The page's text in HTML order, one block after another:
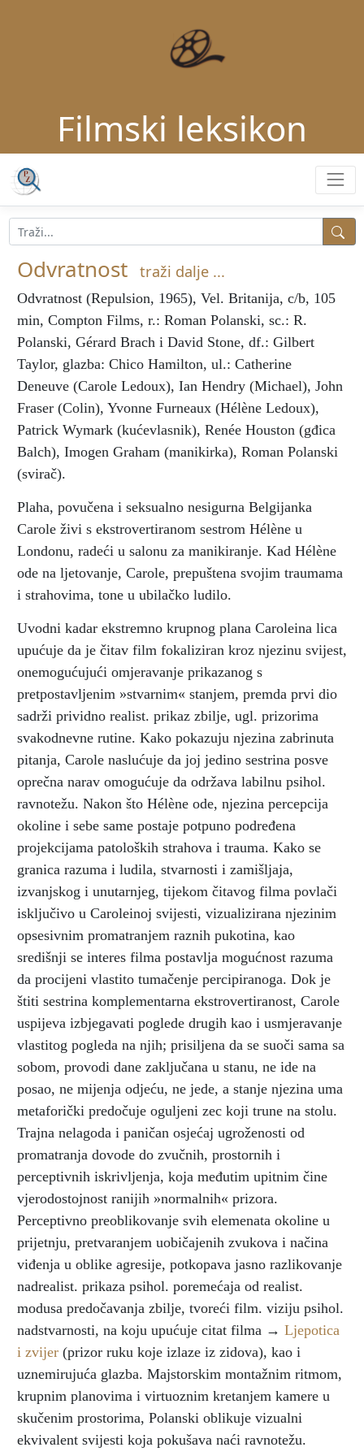
Filmski leksikon
Odvratnost traži dalje ...
Odvratnost (Repulsion, 1965), Vel. Britanija, c/b, 105
min, Compton Films, r.: Roman Polanski, sc.: R.
Polanski, Gérard Brach i David Stone, df.: Gilbert
Taylor, glazba: Chico Hamilton, ul.: Catherine
Deneuve (Carole Ledoux), Ian Hendry (Michael), John
Fraser (Colin), Yvonne Furneaux (Hélène Ledoux),
Patrick Wymark (kućevlasnik), Renée Houston (gđica
Balch), Imogen Graham (manikirka), Roman Polanski
(svirač).
Plaha, povučena i seksualno nesigurna Belgijanka
Carole živi s ekstrovertiranom sestrom Hélène u
Londonu, radeći u salonu za manikiranje. Kad Hélène
ode na ljetovanje, Carole, prepuštena svojim traumama
i strahovima, tone u ubilačko ludilo.
Uvodni kadar ekstremno krupnog plana Caroleina lica
upućuje da je čitav film fokaliziran kroz njezinu svijest,
onemogućujući omjeravanje prikazanog s
pretpostavljenim »stvarnim« stanjem, premda prvi dio
sadrži prividno realist. prikaz zbilje, ugl. prizorima
svakodnevne rutine. Kako pokazuju njezina zabrinuta
pitanja, Carole naslućuje da joj jedino sestrina posve
oprečna narav omogućuje da održava labilnu psihol.
ravnotežu. Nakon što Hélène ode, njezina percepcija
okoline i sebe same postaje potpuno podređena
projekcijama patoloških strahova i trauma. Kako se
granica razuma i ludila, stvarnosti i zamišljaja,
izvanjskog i unutarnjeg, tijekom čitavog filma povlači
isključivo u Caroleinoj svijesti, vizualizirana njezinim
opsesivnim promatranjem raznih pukotina, kao
središnji se interes filma postavlja mogućnost razuma
da procijeni vlastito tumačenje percipiranoga. Dok je
štiti sestrina komplementarna ekstrovertiranost, Carole
uspijeva izbjegavati poglede drugih kao i usmjeravanje
vlastitog pogleda na njih; prisiljena da se suoči sama sa
sobom, provodi dane zaključana u stanu, ne ide na
posao, ne mijenja odjeću, ne jede, a stanje njezina uma
metaforički predočuje oguljeni zec koji trune na stolu.
Trajna nelagoda i paničan osjećaj ugroženosti od
promatranja dovode do zvučnih, prostornih i
perceptivnih iskrivljenja, koja međutim upitnim čine
vjerodostojnost ranijih »normalnih« prizora.
Perceptivno preoblikovanje svih elemenata okoline u
prijetnju, pretvaranjem uobičajenih zvukova i načina
viđenja u oblike agresije, potkopava jasno razlikovanje
nadrealist. prikaza psihol. poremećaja od realist.
modusa predočavanja zbilje, tvoreći film. viziju psihol.
nadstvarnosti, na koju upućuje citat filma → Ljepotica
i zvijer (prizor ruku koje izlaze iz zidova), kao i
uznemirujuća glazba. Majstorskim montažnim ritmom,
krupnim planovima i virtuoznim kretanjem kamere u
skučenim prostorima, Polanski oblikuje vizualni
ekvivalent svijesti koja pokušava naći ravnotežu.